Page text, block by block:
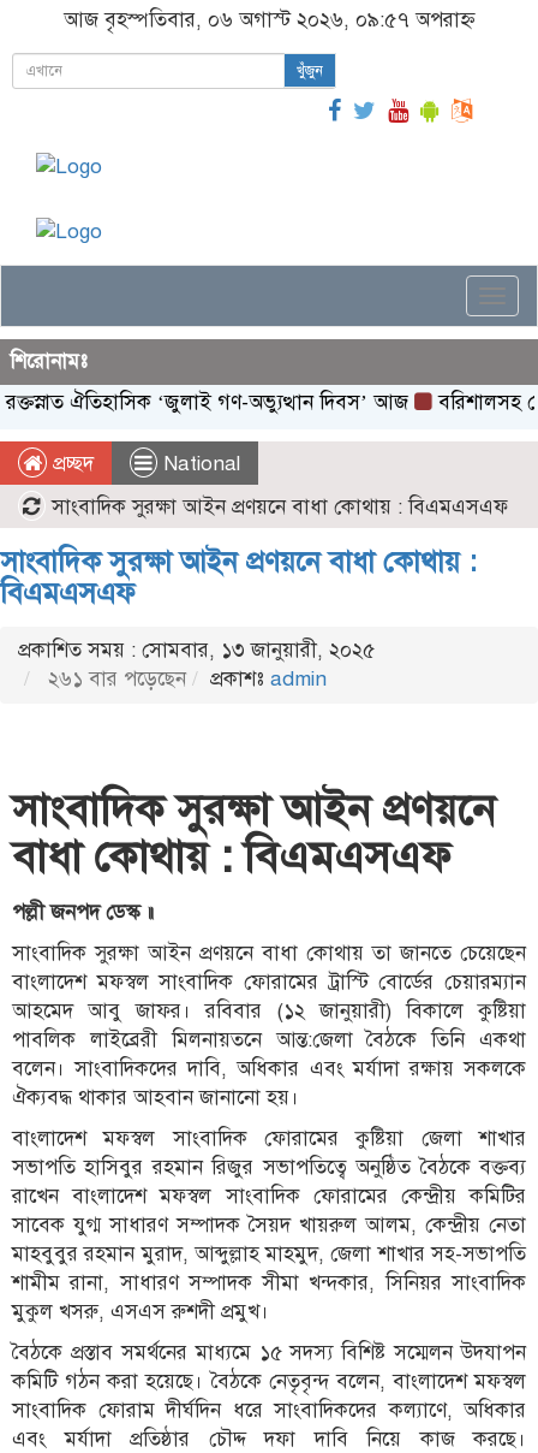
আজ বৃহস্পতিবার, ০৬ অগাস্ট ২০২৬, ০৯:৫৭ অপরাহ্ন
খুঁজুন
শিরোনামঃ
ঐতিহাসিক ‌‘জুলাই গণ-অভ্যুত্থান দিবস’ আজ
বরিশালসহ
প্রচ্ছদ
National
সাংবাদিক সুরক্ষা আইন প্রণয়নে বাধা কোথায় : বিএমএসএফ
সাংবাদিক সুরক্ষা আইন প্রণয়নে বাধা কোথায় :
বিএমএসএফ
প্রকাশিত সময় : সোমবার, ১৩ জানুয়ারী, ২০২৫
২৬১ বার পড়েছেন
প্রকাশঃ admin
সাংবাদিক সুরক্ষা আইন প্রণয়নে
বাধা কোথায় : বিএমএসএফ
পল্লী জনপদ ডেস্ক ॥
সাংবাদিক সুরক্ষা আইন প্রণয়নে বাধা কোথায় তা জানতে চেয়েছেন
বাংলাদেশ মফস্বল সাংবাদিক ফোরামের ট্রাস্টি বোর্ডের চেয়ারম্যান
আহমেদ আবু জাফর। রবিবার (১২ জানুয়ারী) বিকালে কুষ্টিয়া
পাবলিক লাইব্রেরী মিলনায়তনে আন্ত:জেলা বৈঠকে তিনি একথা
বলেন। সাংবাদিকদের দাবি, অধিকার এবং মর্যাদা রক্ষায় সকলকে
ঐক্যবদ্ধ থাকার আহবান জানানো হয়।
বাংলাদেশ মফস্বল সাংবাদিক ফোরামের কুষ্টিয়া জেলা শাখার
সভাপতি হাসিবুর রহমান রিজুর সভাপতিত্বে অনুষ্ঠিত বৈঠকে বক্তব্য
রাখেন বাংলাদেশ মফস্বল সাংবাদিক ফোরামের কেন্দ্রীয় কমিটির
সাবেক যুগ্ম সাধারণ সম্পাদক সৈয়দ খায়রুল আলম, কেন্দ্রীয় নেতা
মাহবুবুর রহমান মুরাদ, আব্দুল্লাহ মাহমুদ, জেলা শাখার সহ-সভাপতি
শামীম রানা, সাধারণ সম্পাদক সীমা খন্দকার, সিনিয়র সাংবাদিক
মুকুল খসরু, এসএস রুশদী প্রমুখ।
বৈঠকে প্রস্তাব সমর্থনের মাধ্যমে ১৫ সদস্য বিশিষ্ট সম্মেলন উদযাপন
কমিটি গঠন করা হয়েছে। বৈঠকে নেতৃবৃন্দ বলেন, বাংলাদেশ মফস্বল
সাংবাদিক ফোরাম দীর্ঘদিন ধরে সাংবাদিকদের কল্যাণে, অধিকার
এবং মর্যাদা প্রতিষ্ঠার চৌদ্দ দফা দাবি নিয়ে কাজ করছে।